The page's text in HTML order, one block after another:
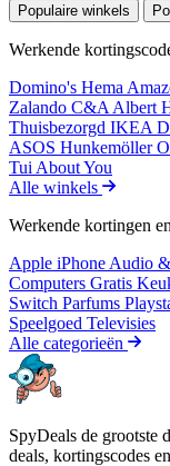
Populaire winkels
Werkende
Domino's Hema
Zalando C&A Albert
Thuisbezorgd IKEA
ASOS Hunkemöller
Tui About You
Alle winkels
Werkende kortingen
Apple iPhone Audio
Computers Gratis
Switch Parfums
Speelgoed Televisies
Alle categorieën
SpyDeals de grootste
deals, kortingscodes